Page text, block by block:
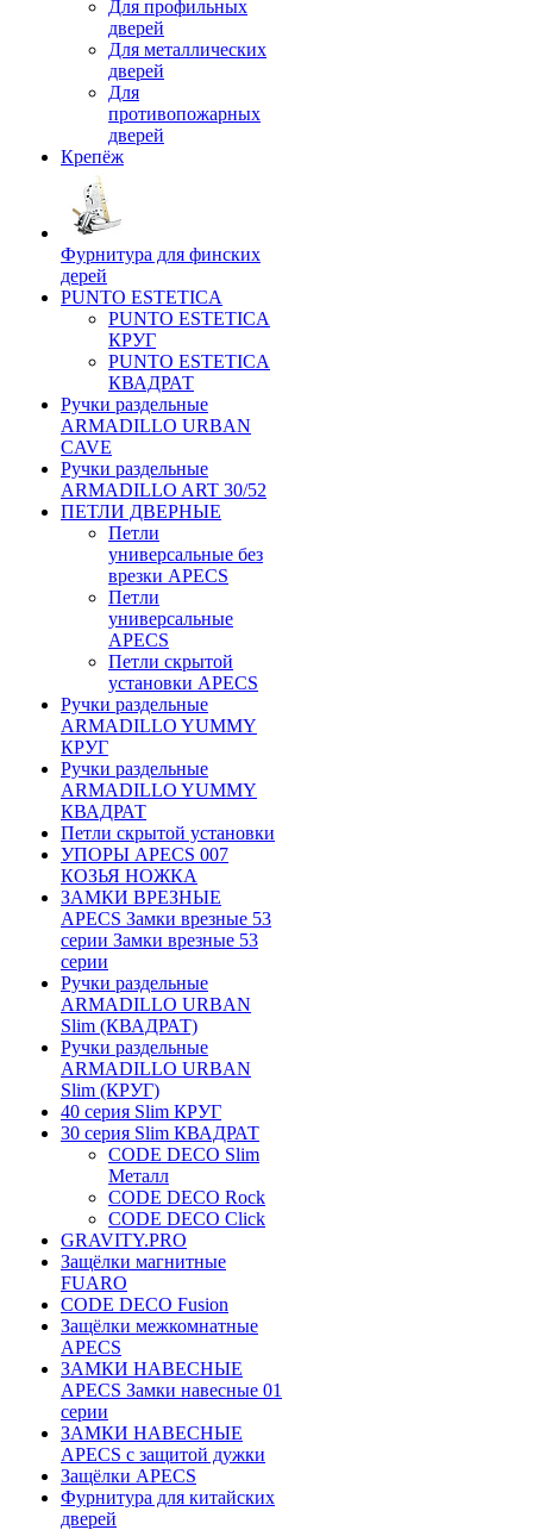
Для профильных
дверей
Для металлических
дверей
Для
противопожарных
дверей
Крепёж
Фурнитура для финских
дерей
PUNTO ESTETICA
PUNTO ESTETICA
КРУГ
PUNTO ESTETICA
КВАДРАТ
Ручки раздельные
ARMADILLO URBAN
CAVE
Ручки раздельные
ARMADILLO ART 30/52
ПЕТЛИ ДВЕРНЫЕ
Петли
универсальные без
врезки APECS
Петли
универсальные
APECS
Петли скрытой
установки APECS
Ручки раздельные
ARMADILLO YUMMY
КРУГ
Ручки раздельные
ARMADILLO YUMMY
КВАДРАТ
Петли скрытой установки
УПОРЫ APECS 007
КОЗЬЯ НОЖКА
ЗАМКИ ВРЕЗНЫЕ
APECS Замки врезные 53
серии Замки врезные 53
серии
Ручки раздельные
ARMADILLO URBAN
Slim (КВАДРАТ)
Ручки раздельные
ARMADILLO URBAN
Slim (КРУГ)
40 серия Slim КРУГ
30 серия Slim КВАДРАТ
CODE DECO Slim
Металл
CODE DECO Rock
CODE DECO Click
GRAVITY.PRO
Защёлки магнитные
FUARO
CODE DECO Fusion
Защёлки межкомнатные
APECS
ЗАМКИ НАВЕСНЫЕ
APECS Замки навесные 01
серии
ЗАМКИ НАВЕСНЫЕ
APECS с защитой дужки
Защёлки APECS
Фурнитура для китайских
дверей